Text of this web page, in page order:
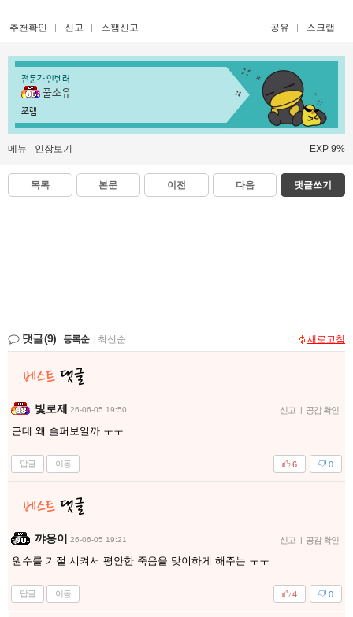
추천확인 신고 스팸신고 공유 스크랩
전문가 인벤러
풀소유
쪼렙
메뉴 인장보기 EXP 9%
목록 본문 이전 다음 댓글쓰기
댓글(9) 등록순 최신순 새로고침
빛로제 26-06-05 19:50 신고 공감 확인
근데 왜 슬퍼보일까 ㅜㅜ
답글 이동 0
6
꺄옹이 26-06-05 19:21 신고 공감 확인
원수를 기절 시켜서 평안한 죽음을 맞이하게 해주는 ㅜㅜ
답글 이동 0
4